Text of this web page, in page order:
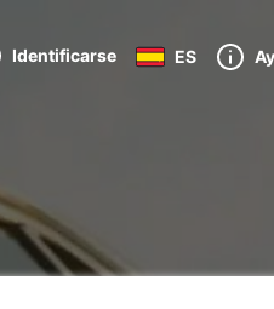
Identificarse ES